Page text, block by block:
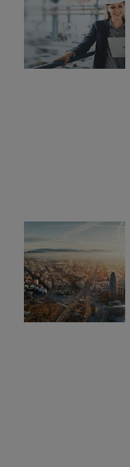
2550
2550
2550
2550
2550
2550
2550
2550
2550